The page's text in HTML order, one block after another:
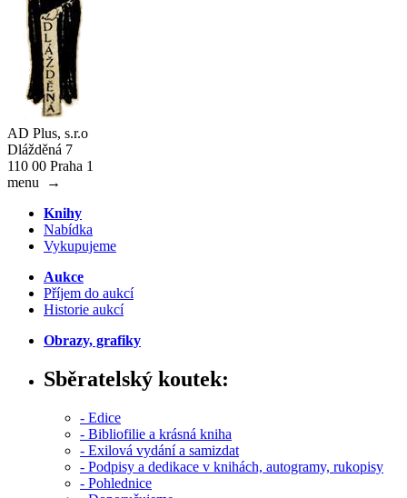
AD Plus, s.r.o
Dlážděná 7
110 00 Praha 1
menu
→
Knihy
Nabídka
Vykupujeme
Aukce
Příjem do aukcí
Historie aukcí
Obrazy, grafiky
Sběratelský koutek:
- Edice
- Bibliofilie a krásná kniha
- Exilová vydání a samizdat
- Podpisy a dedikace v knihách, autogramy, rukopisy
- Pohlednice